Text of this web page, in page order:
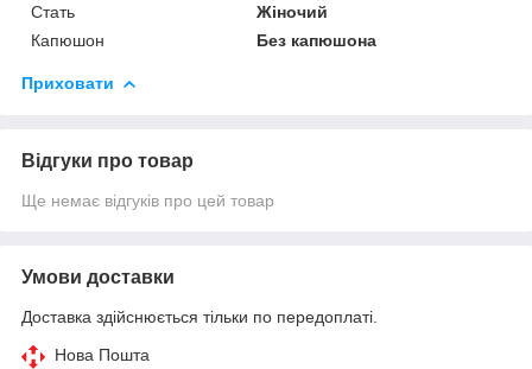
Стать
Жіночий
Капюшон
Без капюшона
Приховати
Відгуки про товар
Ще немає відгуків про цей товар
Умови доставки
Доставка здійснюється тільки по передоплаті.
Нова Пошта